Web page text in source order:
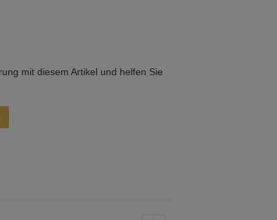
mit diesem Artikel und helfen Sie